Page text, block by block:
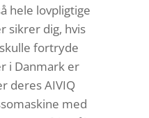
hele lovpligtige
sikrer dig, hvis
fortryde
i Danmark er
deres AIVIQ
med